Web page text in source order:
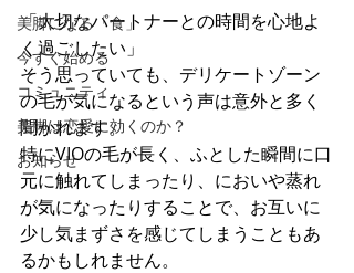
美脚になる「食」
今すぐ始める
コミュニティ
美脚は恋愛に効くのか？
お知らせ
「大切なパートナーとの時間を心地よ
く過ごしたい」
そう思っていても、デリケートゾーン
の毛が気になるという声は意外と多く
聞かれます。
特にVIOの毛が長く、ふとした瞬間に口
元に触れてしまったり、においや蒸れ
が気になったりすることで、お互いに
少し気まずさを感じてしまうこともあ
るかもしれません。